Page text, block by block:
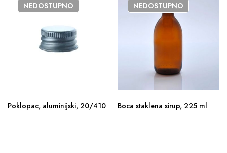
NEDOSTUPNO
Poklopac, aluminijski, 20/410
NEDOSTUPNO
Boca staklena sirup, 225 ml